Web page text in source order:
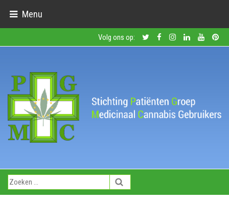
Menu
Volg ons op: